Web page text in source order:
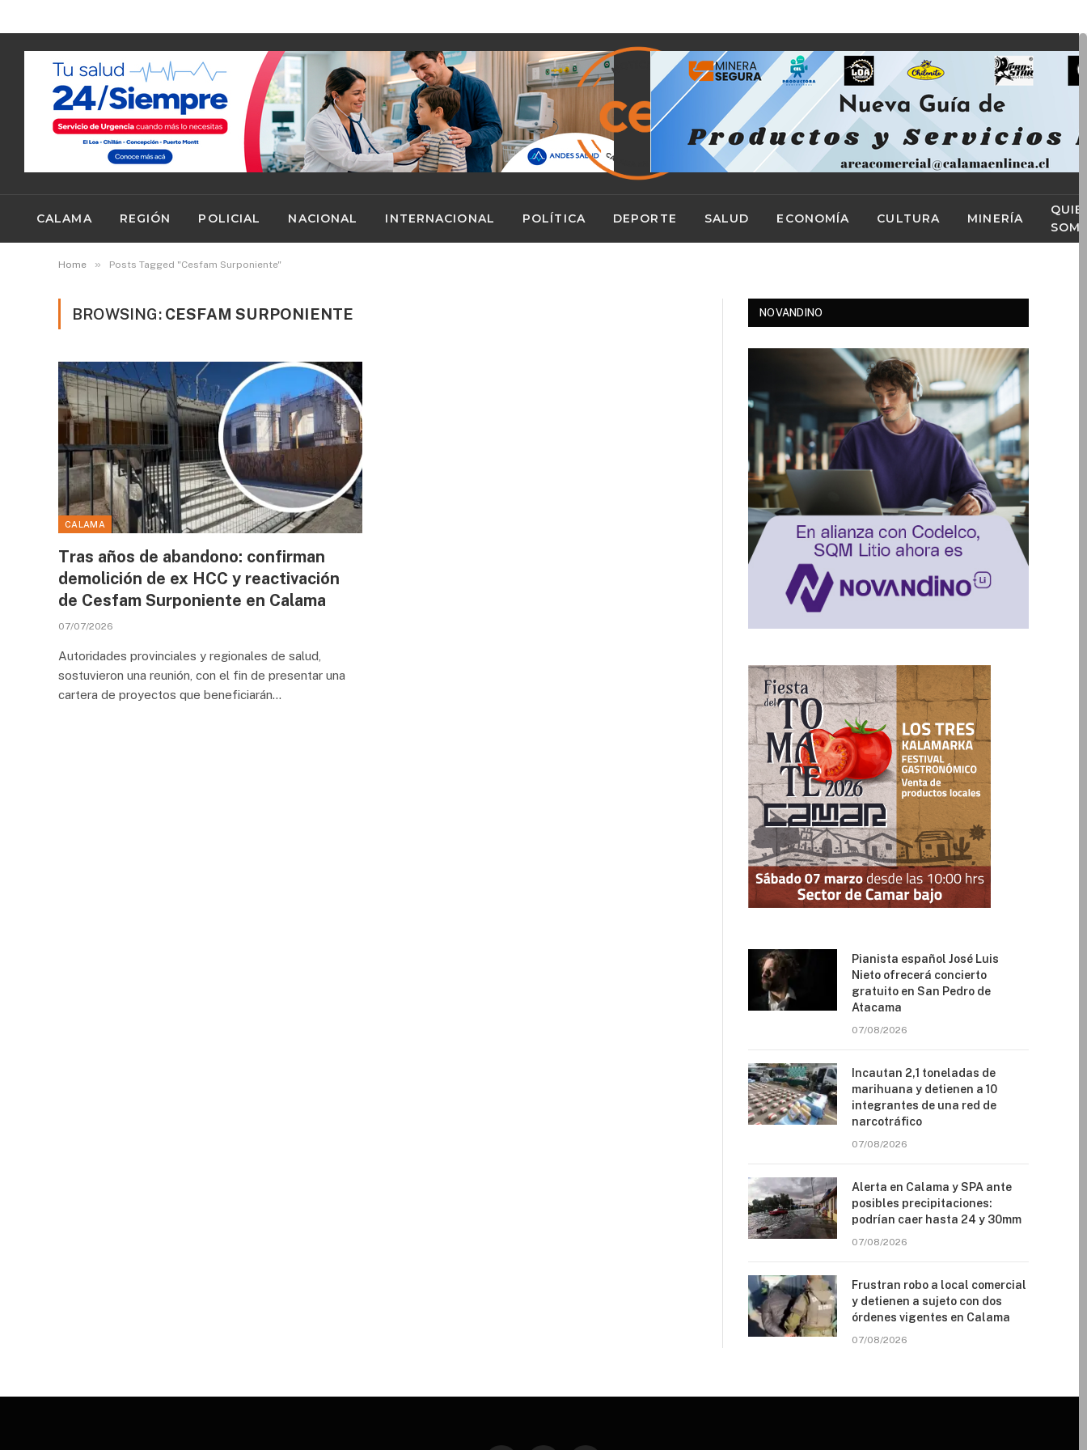
CALAMA REGIÓN POLICIAL NACIONAL INTERNACIONAL POLÍTICA DEPORTE SALUD ECONOMÍA CULTURA MINERÍA
Home » Posts Tagged "Cesfam Surponiente"
BROWSING: CESFAM SURPONIENTE
CALAMA
Tras años de abandono: confirman
demolición de ex HCC y reactivación
de Cesfam Surponiente en Calama
07/07/2026
Autoridades provinciales y regionales de salud,
sostuvieron una reunión, con el fin de presentar una
cartera de proyectos que beneficiarán…
NOVANDINO
Pianista español José Luis
Nieto ofrecerá concierto
gratuito en San Pedro de
Atacama
07/08/2026
Incautan 2,1 toneladas de
marihuana y detienen a 10
integrantes de una red de
narcotráfico
07/08/2026
Alerta en Calama y SPA ante
posibles precipitaciones:
podrían caer hasta 24 y 30mm
07/08/2026
Frustran robo a local comercial
y detienen a sujeto con dos
órdenes vigentes en Calama
07/08/2026